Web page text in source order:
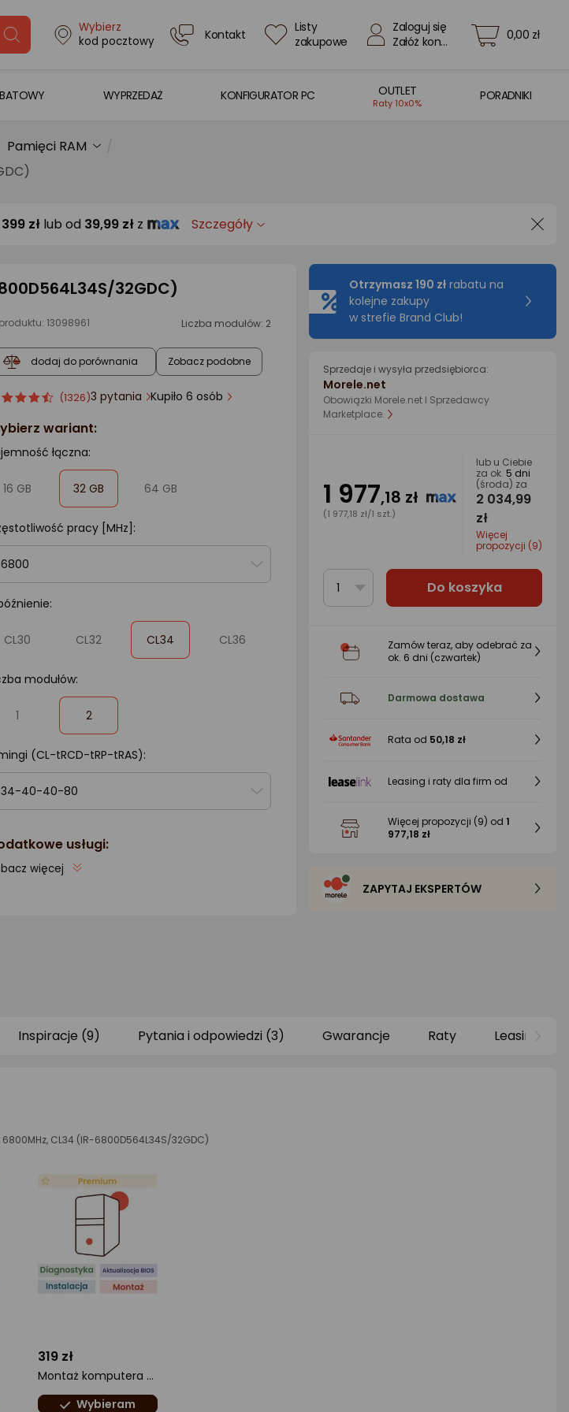
Wybierz
kod pocztowy
Kontakt
Listy
zakupowe
Zaloguj się
Załóż konto
0,00 zł
WYPRZEDAŻ KONFIGURATOR PC OUTLET
Raty 10x0%
PORADNIKI
Pamięci RAM
399 zł lub od 39,99 zł z Szczegóły
32GDC)
13098961 Liczba modułów: 2
dodaj do porównania Zobacz podobne
ocena
4.5/5
(1326)3 pytania Kupiło 6 osób
wariant:
łączna:
16 GB 32 GB
zaznaczone
64 GB
pracy [MHz]:
6800
CL30 CL32 CL34
zaznaczone
CL36
modułów:
1 2
zaznaczone
(CL-tRCD-tRP-tRAS):
34-40-40-80
usługi:
więcej
Otrzymasz 190 zł rabatu na
kolejne zakupy
w strefie Brand Club!
Sprzedaje i wysyła przedsiębiorca:
Morele.net
Obowiązki Morele.net I Sprzedawcy
Marketplace.
1 977,18 zł
(1 977,18 zł/1 szt.)
lub u Ciebie
za ok. 5 dni
(środa) za
2 034,99
zł
Więcej
propozycji (9)
1 Do koszyka
Zamów teraz, aby odebrać za
ok. 6 dni (czwartek)
Darmowa dostawa
Rata od 50,18 zł
Leasing i raty dla firm od
Więcej propozycji (9) od 1
977,18 zł
ZAPYTAJ EKSPERTÓW
Inspiracje (9) Pytania i odpowiedzi (3) Gwarancje Raty Leasing
CL34 (IR-6800D564L34S/32GDC)
319 zł
Montaż komputera Premium
Wybieram